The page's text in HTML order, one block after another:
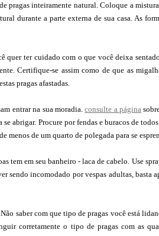
pragas inteiramente natural. Coloque a
durante a parte externa de sua casa. As
quer ter cuidado com o que você deixa
Certifique-se assim como de que as
pragas afastadas.
entrar na sua moradia.consulte a página
abrigar. Procure por fendas e buracos de
menos de um quarto de polegada para se
tem em seu banheiro - laca de cabelo. Use
sendo incomodado por vespas adultas, basta
saber com que tipo de pragas você está
corretamente o tipo de pragas com as